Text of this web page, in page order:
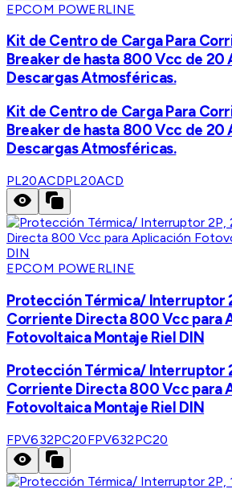
EPCOM POWERLINE
Kit de Centro de Carga Para
Breaker de hasta 800 Vcc de 20
Descargas Atmosféricas.
Kit de Centro de Carga Para
Breaker de hasta 800 Vcc de 20
Descargas Atmosféricas.
PL20ACDPL20ACD
EPCOM POWERLINE
Protección Térmica/ Interruptor
Corriente Directa 800 Vcc para
Fotovoltaica Montaje Riel DIN
Protección Térmica/ Interruptor
Corriente Directa 800 Vcc para
Fotovoltaica Montaje Riel DIN
FPV632PC20FPV632PC20